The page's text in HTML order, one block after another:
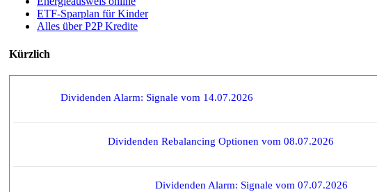
ETF-Sparplan für Kinder
Alles über P2P Kredite
Kürzlich
Dividenden Alarm: Signale vom 14.07.2026
Dividenden Rebalancing Optionen vom 08.07.2026
Dividenden Alarm: Signale vom 07.07.2026